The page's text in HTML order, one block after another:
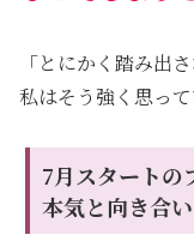
「とにかく踏み出
私はそう強く思って
7月スタートの
本気と向き合